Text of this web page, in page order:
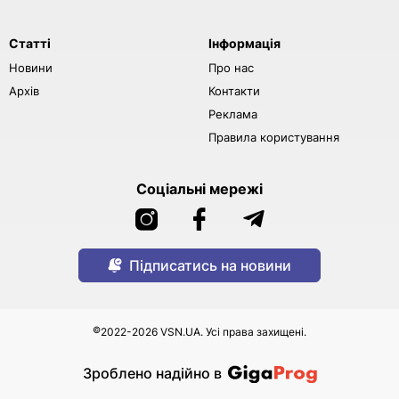
Статті
Новини
Архів
Інформація
Про нас
Контакти
Реклама
Правила користування
Соціальні мережі
Підписатись на новини
©2022-2026 VSN.UA. Усі права захищені.
Зроблено надійно в